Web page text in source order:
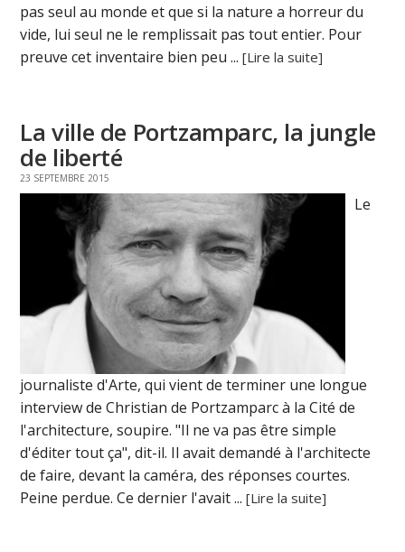
pas seul au monde et que si la nature a horreur du
vide, lui seul ne le remplissait pas tout entier. Pour
preuve cet inventaire bien peu ...[Lire la suite]
La ville de Portzamparc, la jungle
de liberté
23 SEPTEMBRE 2015
Le
journaliste d'Arte, qui vient de terminer une longue
interview de Christian de Portzamparc à la Cité de
l'architecture, soupire. "Il ne va pas être simple
d'éditer tout ça", dit-il. Il avait demandé à l'architecte
de faire, devant la caméra, des réponses courtes.
Peine perdue. Ce dernier l'avait ...[Lire la suite]